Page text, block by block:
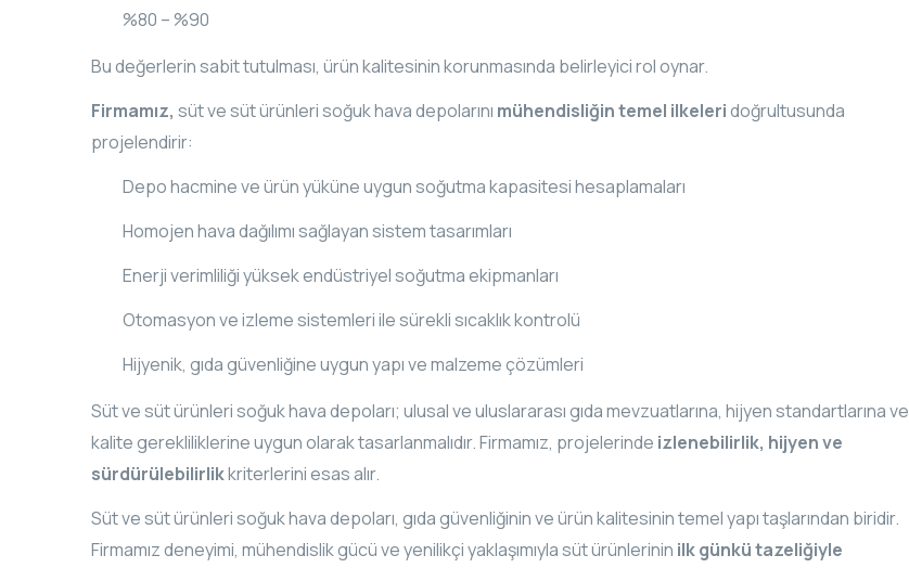
%80 – %90
Bu değerlerin sabit tutulması, ürün kalitesinin korunmasında belirleyici rol oynar.
Firmamız, süt ve süt ürünleri soğuk hava depolarını mühendisliğin temel ilkeleridoğrultusunda
projelendirir:
Depo hacmine ve ürün yüküne uygun soğutma kapasitesi hesaplamaları
Homojen hava dağılımı sağlayan sistem tasarımları
Enerji verimliliği yüksek endüstriyel soğutma ekipmanları
Otomasyon ve izleme sistemleri ile sürekli sıcaklık kontrolü
Hijyenik, gıda güvenliğine uygun yapı ve malzeme çözümleri
Süt ve süt ürünleri soğuk hava depoları; ulusal ve uluslararası gıda mevzuatlarına, hijyen standartlarına ve
kalite gerekliliklerine uygun olarak tasarlanmalıdır. Firmamız, projelerinde izlenebilirlik, hijyen ve
sürdürülebilirlikkriterlerini esas alır.
Süt ve süt ürünleri soğuk hava depoları, gıda güvenliğinin ve ürün kalitesinin temel yapı taşlarından biridir.
Firmamız deneyimi, mühendislik gücü ve yenilikçi yaklaşımıyla süt ürünlerinin ilk günkü tazeliğiyle